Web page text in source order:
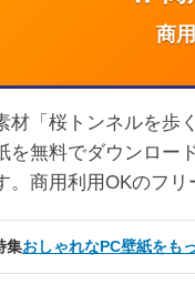
商
材「桜トンネルを歩
を無料でダウンロー
。商用利用OKのフリ
集おしゃれなPC壁紙をも